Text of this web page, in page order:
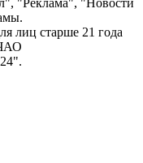
"Реклама", "Новости
лиц старше 21 года